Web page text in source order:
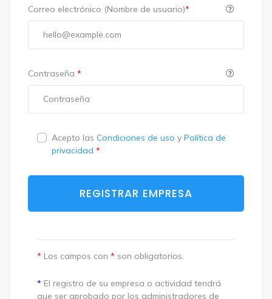
Correo electrónico (Nombre de usuario)*
Contraseña*
Acepto lasCondiciones de usoyPolítica de
privacidad*
REGISTRAR EMPRESA
* Los campos con* son obligatorios.
* El registro de su empresa o actividad tendrá
que ser aprobado por los administradores de